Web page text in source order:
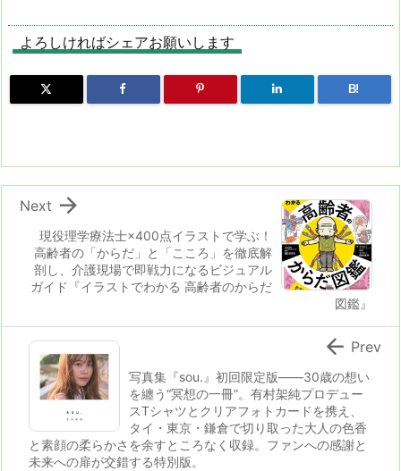
o
d
o
n
a
d
s
s
k
y
bl
r
o
ar
d
dr
p.
io
よろしければシェアお願いします
B!
現役理学療法士×400点イラストで学ぶ！
高齢者の「からだ」と「こころ」を徹底解
剖し、介護現場で即戦力になるビジュアル
ガイド『イラストでわかる 高齢者のからだ
図鑑』

Next
写真集『sou.』初回限定版――30歳の想い
を纏う“冥想の一冊”。有村架純プロデュー
スTシャツとクリアフォトカードを携え、
タイ・東京・鎌倉で切り取った大人の色香
と素顔の柔らかさを余すところなく収録。ファンへの感謝と
未来への扉が交錯する特別版。
 Prev